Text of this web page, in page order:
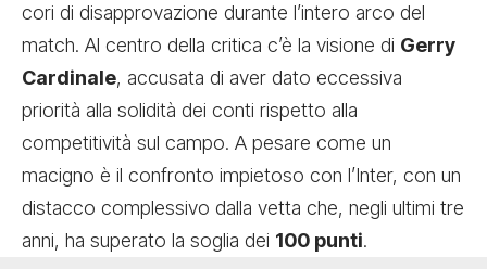
cori di disapprovazione durante l’intero arco del
match. Al centro della critica c’è la visione di Gerry
Cardinale, accusata di aver dato eccessiva
priorità alla solidità dei conti rispetto alla
competitività sul campo. A pesare come un
macigno è il confronto impietoso con l’Inter, con un
distacco complessivo dalla vetta che, negli ultimi tre
anni, ha superato la soglia dei 100 punti.